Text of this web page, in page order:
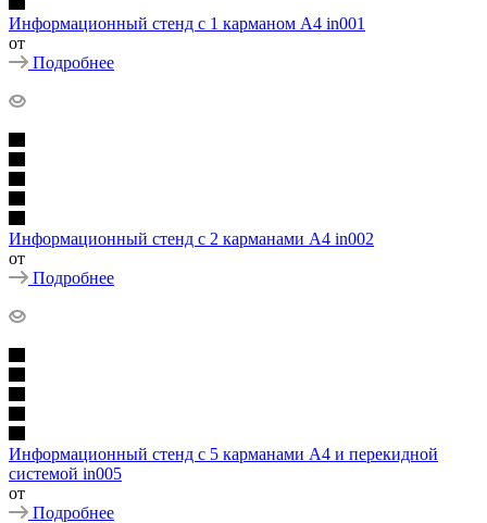
Информационный стенд с 1 карманом А4 in001
от
Подробнее
Информационный стенд с 2 карманами А4 in002
от
Подробнее
Информационный стенд с 5 карманами А4 и перекидной
системой in005
от
Подробнее